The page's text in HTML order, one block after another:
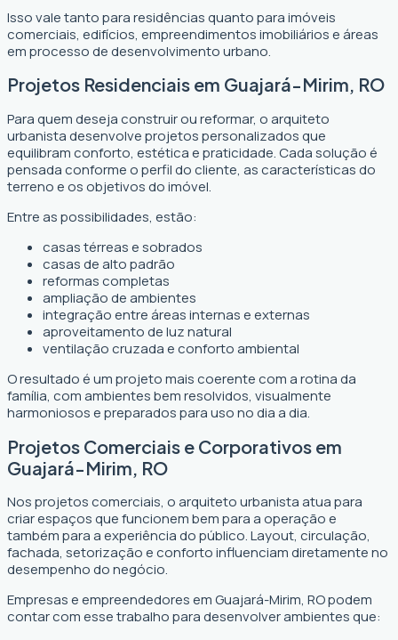
Isso vale tanto para residências quanto para imóveis
comerciais, edifícios, empreendimentos imobiliários e áreas
em processo de desenvolvimento urbano.
Projetos Residenciais em Guajará-Mirim, RO
Para quem deseja construir ou reformar, o arquiteto
urbanista desenvolve projetos personalizados que
equilibram conforto, estética e praticidade. Cada solução é
pensada conforme o perfil do cliente, as características do
terreno e os objetivos do imóvel.
Entre as possibilidades, estão:
casas térreas e sobrados
casas de alto padrão
reformas completas
ampliação de ambientes
integração entre áreas internas e externas
aproveitamento de luz natural
ventilação cruzada e conforto ambiental
O resultado é um projeto mais coerente com a rotina da
família, com ambientes bem resolvidos, visualmente
harmoniosos e preparados para uso no dia a dia.
Projetos Comerciais e Corporativos em
Guajará-Mirim, RO
Nos projetos comerciais, o arquiteto urbanista atua para
criar espaços que funcionem bem para a operação e
também para a experiência do público. Layout, circulação,
fachada, setorização e conforto influenciam diretamente no
desempenho do negócio.
Empresas e empreendedores em Guajará-Mirim, RO podem
contar com esse trabalho para desenvolver ambientes que: